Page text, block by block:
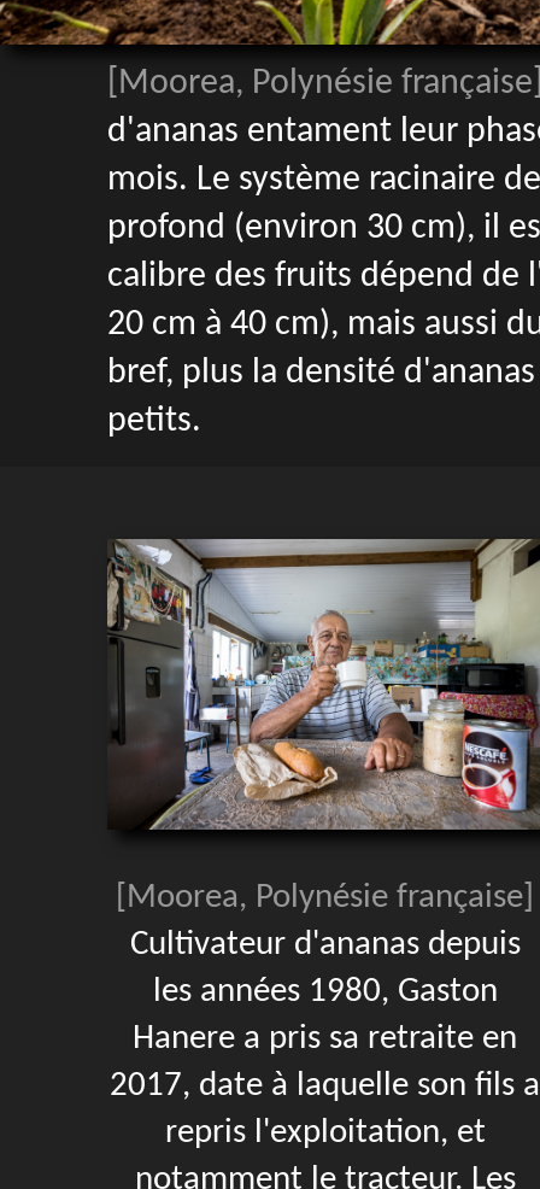
[Moorea, Polynésie
d'ananas entament leur
mois. Le système racinaire
profond (environ 30 cm), il
calibre des fruits dépend de
20 cm à 40 cm), mais aussi
bref, plus la densité
petits.
[Moorea, Polynésie française]
Cultivateur d'ananas depuis
les années 1980, Gaston
Hanere a pris sa retraite en
2017, date à laquelle son fils a
repris l'exploitation, et
notamment le tracteur. Les